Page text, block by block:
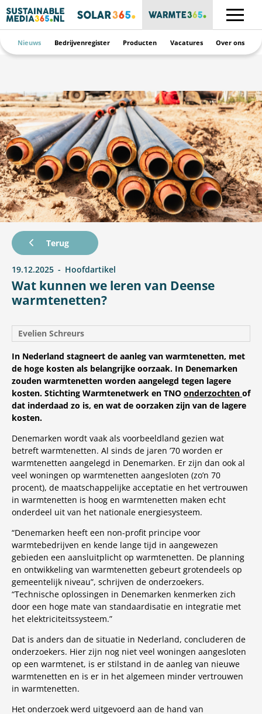
Nieuws Bedrijvenregister Producten Vacatures Over ons
Wat kunnen we leren van Deense
warmtenetten?
Terug
19.12.2025 Hoofdartikel
Evelien Schreurs
In Nederland stagneert de aanleg van warmtenetten, met
de hoge kosten als belangrijke oorzaak. In Denemarken
zouden warmtenetten worden aangelegd tegen lagere
kosten. Stichting Warmtenetwerk en TNO onderzochten of
dat inderdaad zo is, en wat de oorzaken zijn van de lagere
kosten.
Denemarken wordt vaak als voorbeeldland gezien wat
betreft warmtenetten. Al sinds de jaren ’70 worden er
warmtenetten aangelegd in Denemarken. Er zijn dan ook al
veel woningen op warmtenetten aangesloten (zo’n 70
procent), de maatschappelijke acceptatie en het vertrouwen
in warmtenetten is hoog en warmtenetten maken echt
onderdeel uit van het nationale energiesysteem.
“Denemarken heeft een non-profit principe voor
warmtebedrijven en kende lange tijd in aangewezen
gebieden een aansluitplicht op warmtenetten. De planning
en ontwikkeling van warmtenetten gebeurt grotendeels op
gemeentelijk niveau”, schrijven de onderzoekers.
“Technische oplossingen in Denemarken kenmerken zich
door een hoge mate van standaardisatie en integratie met
het elektriciteitssysteem.”
Dat is anders dan de situatie in Nederland, concluderen de
onderzoekers. Hier zijn nog niet veel woningen aangesloten
op een warmtenet, is er stilstand in de aanleg van nieuwe
warmtenetten en is er in het algemeen minder vertrouwen
in warmtenetten.
Het onderzoek werd uitgevoerd aan de hand van